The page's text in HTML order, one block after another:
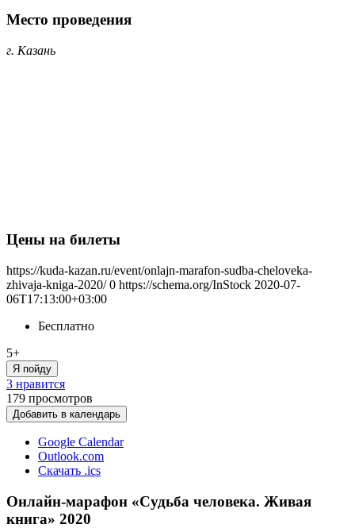
Место проведения
г. Казань
Цены на билеты
https://kuda-kazan.ru/event/onlajn-marafon-sudba-cheloveka-
zhivaja-kniga-2020/ 0 https://schema.org/InStock 2020-07-
06T17:13:00+03:00
Бесплатно
5+
Я пойду
3 нравится
179 просмотров
Добавить в календарь
Google Calendar
Outlook.com
Скачать .ics
Онлайн-марафон «Судьба человека. Живая
книга» 2020